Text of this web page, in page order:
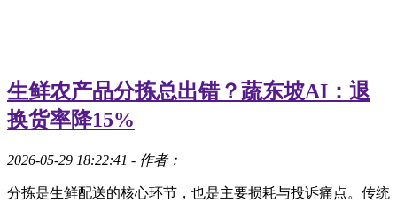
生鲜农产品分拣总出错？蔬东坡AI：退
换货率降15%
2026-05-29 18:22:41 - 作者：
分拣是生鲜配送的核心环节，也是主要损耗与投诉痛点。传统